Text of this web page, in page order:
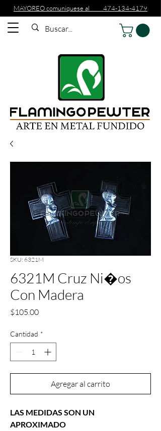
MAYOREO comuniquese al 474-134-4179
SKU: 6321M
6321M Cruz Ni�os
Con Madera
$105.00Precio
Cantidad *
Agregar al carrito
LAS MEDIDAS SON UN
APROXIMADO